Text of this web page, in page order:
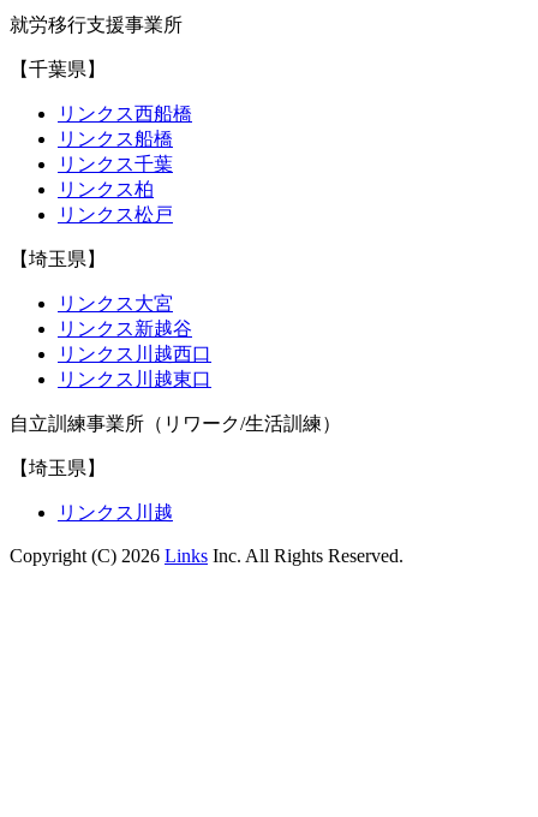
就労移行支援事業所
【千葉県】
リンクス西船橋
リンクス船橋
リンクス千葉
リンクス柏
リンクス松戸
【埼玉県】
リンクス大宮
リンクス新越谷
リンクス川越西口
リンクス川越東口
自立訓練事業所（リワーク/生活訓練）
【埼玉県】
リンクス川越
Copyright (C) 2026 Links Inc. All Rights Reserved.